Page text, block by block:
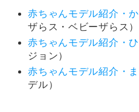
赤ちゃんモデル紹介・
ザらス・ベビーザらス）
赤ちゃんモデル紹介・
ジョン）
赤ちゃんモデル紹介・
デル）